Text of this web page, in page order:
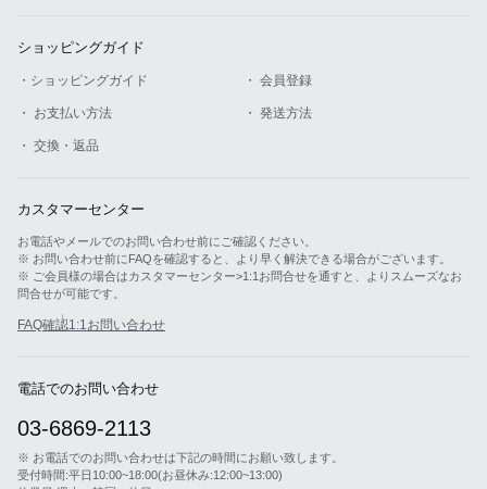
ショッピングガイド
・ショッピングガイド ・ 会員登録
・ お支払い方法 ・ 発送方法
・ 交換・返品
カスタマーセンター
お電話やメールでのお問い合わせ前にご確認ください。
※ お問い合わせ前にFAQを確認すると、より早く解決できる場合がございます。
※ ご会員様の場合はカスタマーセンター>1:1お問合せを通すと、よりスムーズなお
問合せが可能です。
FAQ確認1:1お問い合わせ
電話でのお問い合わせ
03-6869-2113
※ お電話でのお問い合わせは下記の時間にお願い致します。
受付時間:平日10:00~18:00(お昼休み:12:00~13:00)